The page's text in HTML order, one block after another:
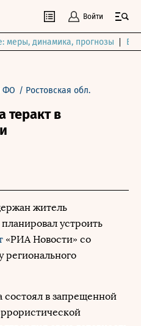
Войти
меры, динамика, прогнозы
ФО / Ростовская обл.
теракт в
житель
устроить
«РИА Новости» со
в запрещенной